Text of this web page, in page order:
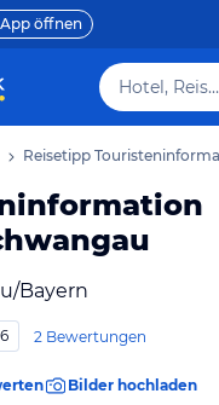
App öffnen
Hotel, Reiseziel
Reisetipp
Bayern
2 Bewertungen
Bilder hochladen